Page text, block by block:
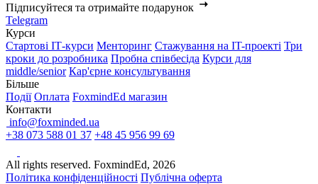
Підписуйтеся та отримайте подарунок
Telegram
Курси
Стартові IТ-курси Менторинг Стажування на IT-проекті Три
кроки до розробника Пробна співбесіда Курси для
middle/senior Кар'єрне консультування
Більше
Події Оплата FoxmindEd магазин
Контакти
info@foxminded.ua
+38 073 588 01 37 +48 45 956 99 69
All rights reserved. FoxmindEd, 2026
Політика конфіденційності Публічна оферта